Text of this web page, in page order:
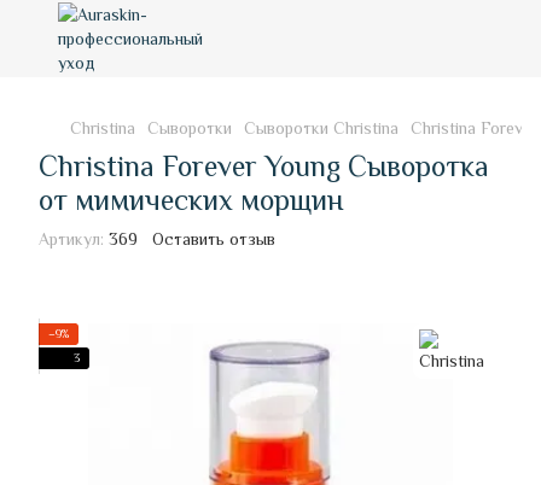
Christina Сыворотки Сыворотки Christina Christina
Christina Forever Young Сыворотка
от мимических морщин
Артикул: 369 Оставить отзыв
−9%
3